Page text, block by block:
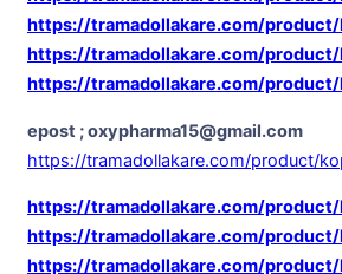
https://tramadollakare.com/
https://tramadollakare.com/
https://tramadollakare.com/
epost ; oxypharma15@gmail.com
https://tramadollakare.com/product/
https://tramadollakare.com/
https://tramadollakare.com/
https://tramadollakare.com/